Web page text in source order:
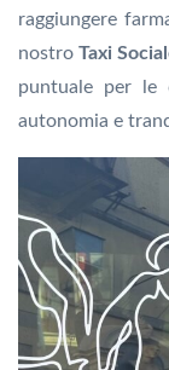
raggiungere
nostro Taxi
puntuale per le
autonomia e